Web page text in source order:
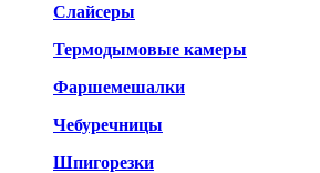
Слайсеры
Термодымовые камеры
Фаршемешалки
Чебуречницы
Шпигорезки